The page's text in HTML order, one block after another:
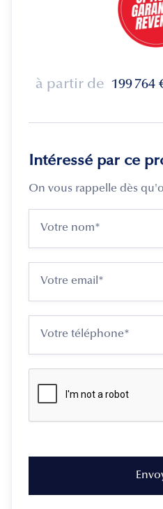
à partir de 199 764
Intéressé par ce
On vous rappelle dès